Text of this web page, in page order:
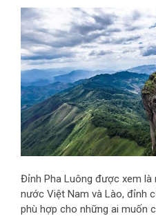
Đỉnh Pha Luông được xem là
nước Việt Nam và Lào, đỉnh
phù hợp cho những ai muốn